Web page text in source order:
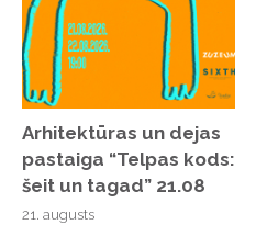
Arhitektūras un dejas
pastaiga “Telpas kods:
šeit un tagad” 21.08
21. augusts